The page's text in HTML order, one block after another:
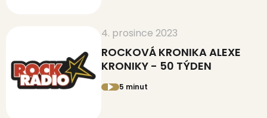
4. prosince 2023
ROCKOVÁ KRONIKA ALEXE
KRONIKY - 50 TÝDEN
5 minut